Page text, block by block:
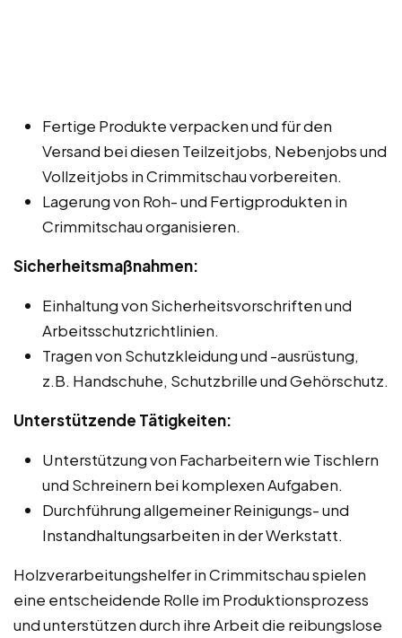
Fertige Produkte verpacken und für den
Versand bei diesen Teilzeitjobs, Nebenjobs und
Vollzeitjobs in Crimmitschau vorbereiten.
Lagerung von Roh- und Fertigprodukten in
Crimmitschau organisieren.
Sicherheitsmaßnahmen:
Einhaltung von Sicherheitsvorschriften und
Arbeitsschutzrichtlinien.
Tragen von Schutzkleidung und -ausrüstung,
z.B. Handschuhe, Schutzbrille und Gehörschutz.
Unterstützende Tätigkeiten:
Unterstützung von Facharbeitern wie Tischlern
und Schreinern bei komplexen Aufgaben.
Durchführung allgemeiner Reinigungs- und
Instandhaltungsarbeiten in der Werkstatt.
Holzverarbeitungshelfer in Crimmitschau spielen
eine entscheidende Rolle im Produktionsprozess
und unterstützen durch ihre Arbeit die reibungslose